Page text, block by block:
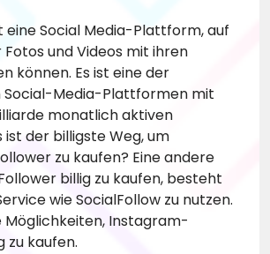
eine Social Media-Plattform, auf
und Videos mit ihren
können. Es ist eine der
Media-Plattformen mit
monatlich aktiven
ist der billigste Weg, um
zu kaufen? Eine andere
billig zu kaufen, besteht
wie SocialFollow zu nutzen.
Möglichkeiten, Instagram-
zu kaufen.